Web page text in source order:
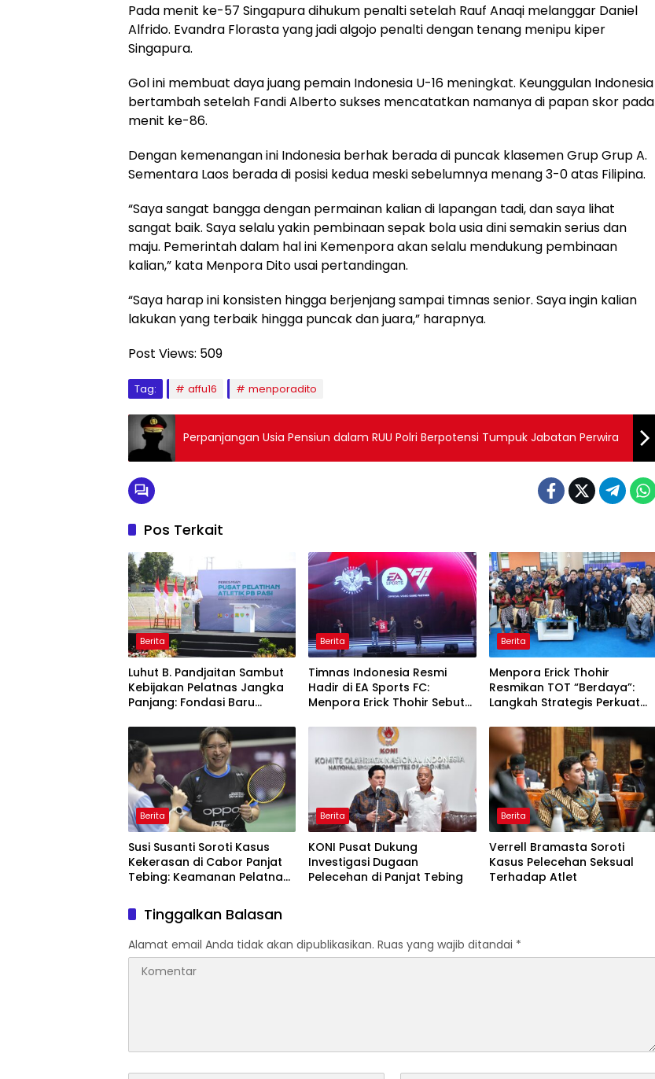
Pada menit ke-57 Singapura dihukum penalti setelah Rauf Anaqi melanggar Daniel
Alfrido. Evandra Florasta yang jadi algojo penalti dengan tenang menipu kiper
Singapura.
Gol ini membuat daya juang pemain Indonesia U-16 meningkat. Keunggulan Indonesia
bertambah setelah Fandi Alberto sukses mencatatkan namanya di papan skor pada
menit ke-86.
Dengan kemenangan ini Indonesia berhak berada di puncak klasemen Grup Grup A.
Sementara Laos berada di posisi kedua meski sebelumnya menang 3-0 atas Filipina.
“Saya sangat bangga dengan permainan kalian di lapangan tadi, dan saya lihat
sangat baik. Saya selalu yakin pembinaan sepak bola usia dini semakin serius dan
maju. Pemerintah dalam hal ini Kemenpora akan selalu mendukung pembinaan
kalian,” kata Menpora Dito usai pertandingan.
“Saya harap ini konsisten hingga berjenjang sampai timnas senior. Saya ingin kalian
lakukan yang terbaik hingga puncak dan juara,” harapnya.
Post Views: 509
Tag: affu16 menporadito
Perpanjangan Usia Pensiun dalam RUU Polri Berpotensi Tumpuk Jabatan Perwira
Pos Terkait
Berita
Luhut B. Pandjaitan Sambut
Kebijakan Pelatnas Jangka
Panjang: Fondasi Baru
Berita
Timnas Indonesia Resmi
Hadir di EA Sports FC:
Menpora Erick Thohir Sebut
Naik Level
Berita
Menpora Erick Thohir
Resmikan TOT “Berdaya”:
Langkah Strategis Perkuat
Disabilitas
Berita
Susi Susanti Soroti Kasus
Kekerasan di Cabor Panjat
Tebing: Keamanan Pelatnas
Berita
KONI Pusat Dukung
Investigasi Dugaan
Pelecehan di Panjat Tebing
Berita
Verrell Bramasta Soroti
Kasus Pelecehan Seksual
Terhadap Atlet
Tinggalkan Balasan
Alamat email Anda tidak akan dipublikasikan. Ruas yang wajib ditandai *